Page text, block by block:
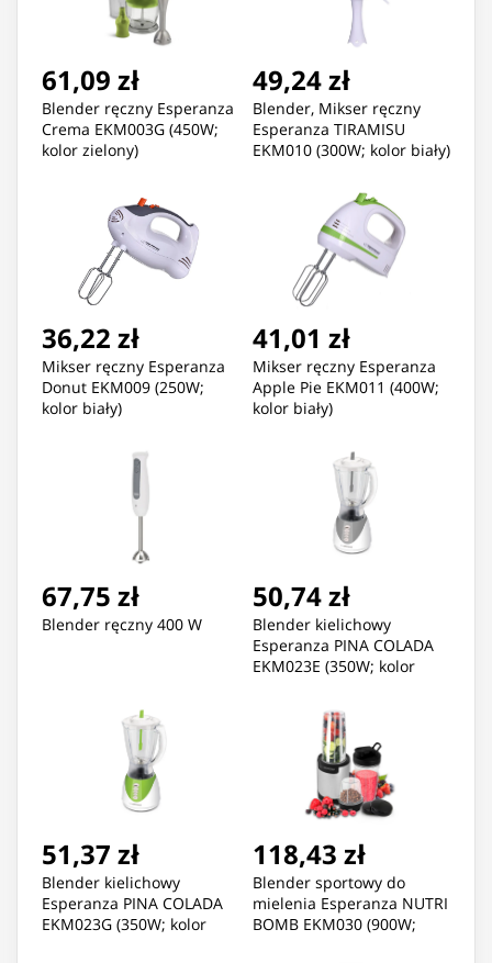
61,09 zł
Blender ręczny Esperanza
Crema EKM003G (450W;
kolor zielony)
49,24 zł
Blender, Mikser ręczny
Esperanza TIRAMISU
EKM010 (300W; kolor biały)
36,22 zł
Mikser ręczny Esperanza
Donut EKM009 (250W;
kolor biały)
41,01 zł
Mikser ręczny Esperanza
Apple Pie EKM011 (400W;
kolor biały)
67,75 zł
Blender ręczny 400 W
50,74 zł
Blender kielichowy
Esperanza PINA COLADA
EKM023E (350W; kolor
51,37 zł
Blender kielichowy
Esperanza PINA COLADA
EKM023G (350W; kolor
118,43 zł
Blender sportowy do
mielenia Esperanza NUTRI
BOMB EKM030 (900W;